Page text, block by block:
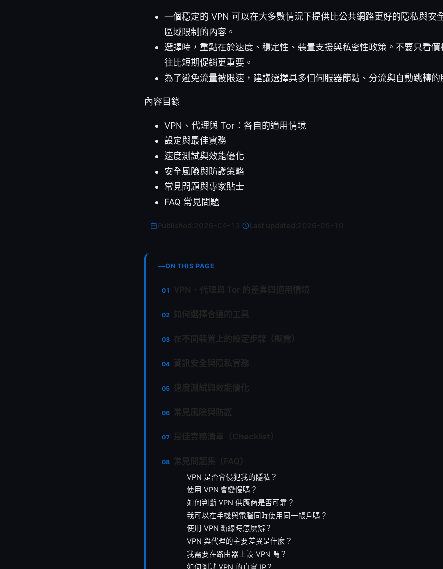
一個穩定的 VPN 可以在大多數情況下提供比公共網路更好的隱私與安
區域限制的內容。
選擇時，重點在於速度、穩定性、裝置支援與私密性政策。不要只看
往比短期促銷更重要。
為了避免流量被限速，建議選擇具多個伺服器節點、分流與自動跳轉的
內容目錄
VPN、代理與 Tor：各自的適用情境
設定與最佳實務
速度測試與效能優化
安全風險與防護策略
常見問題與專家貼士
FAQ 常見問題
Last updated:
ON THIS PAGE
VPN 是否會侵犯我的隱私？
使用 VPN 會變慢嗎？
如何判斷 VPN 供應商是否可靠？
我可以在手機與電腦同時使用同一帳戶嗎？
使用 VPN 斷線時怎麼辦？
VPN 與代理的主要差異是什麼？
我需要在路由器上設 VPN 嗎？
如何測試 VPN 的真實 IP？